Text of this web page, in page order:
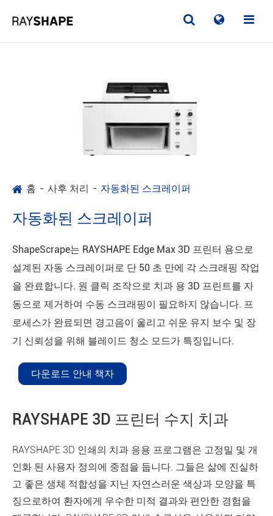
홈 사후 처리 자동화된 스크레이퍼
자동화된 스크레이퍼
ShapeScrape는 RAYSHAPE Edge Max 3D 프린터 용으로
설계된 자동 스크레이퍼로 단 50 초 만에 각 스크래핑 작업
을 완료합니다. 원 클릭 조작으로 치과 용 3D 프린트를 자
동으로 제거하여 수동 스크래핑이 필요하지 않습니다. 프
로세스가 완료되면 경고음이 울리고 쉬운 유지 보수 및 장
기 신뢰성을 위해 블레이드 청소 모드가 특징입니다.
다운로드 안내 책자
RAYSHAPE 3D 프린터 수지 치과
RAYSHAPE 3D 인쇄의 치과 응용 프로그램은 고정밀 및 개
인화 된 사용자 정의에 중점을 둡니다. 그들은 삶에 진실하
고 좋은 생체 적합성을 지닌 자연스러운 색상과 모양을 특
징으로하여 환자에게 우수한 미적 결과와 편안한 경험을